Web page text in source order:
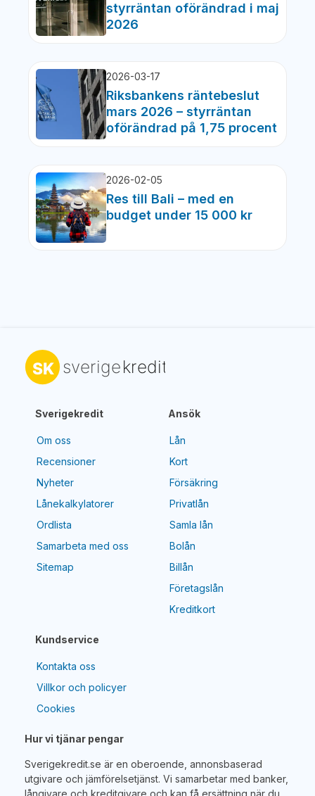
styrräntan oförändrad i maj
2026
2026-03-17
Riksbankens räntebeslut
mars 2026 – styrräntan
oförändrad på 1,75 procent
2026-02-05
Res till Bali – med en
budget under 15 000 kr
Sverigekredit
Om oss
Recensioner
Nyheter
Lånekalkylatorer
Ordlista
Samarbeta med oss
Sitemap
Kundservice
Kontakta oss
Villkor och policyer
Cookies
Ansök
Lån
Kort
Försäkring
Privatlån
Samla lån
Bolån
Billån
Företagslån
Kreditkort
Hur vi tjänar pengar
Sverigekredit.se är en oberoende, annonsbaserad
utgivare och jämförelsetjänst. Vi samarbetar med banker,
långivare och kreditgivare och kan få ersättning när du